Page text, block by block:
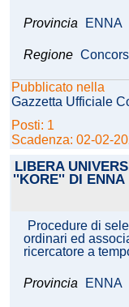
Provincia ENNA
Regione
Pubblicato nella
Gazzetta Ufficiale
Posti: 1
Scadenza: 02-02-
LIBERA
''KORE'' DI ENNA
Procedure di
ordinari ed
ricercatore a
Provincia ENNA